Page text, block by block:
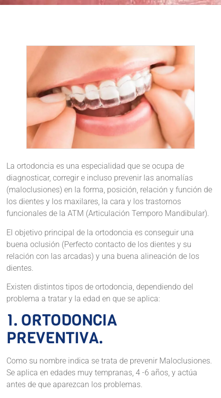
La ortodoncia es una especialidad que se ocupa de
diagnosticar, corregir e incluso prevenir las anomalías
(maloclusiones) en la forma, posición, relación y función de
los dientes y los maxilares, la cara y los trastornos
funcionales de la ATM (Articulación Temporo Mandibular).
El objetivo principal de la ortodoncia es conseguir una
buena oclusión (Perfecto contacto de los dientes y su
relación con las arcadas) y una buena alineación de los
dientes.
Existen distintos tipos de ortodoncia, dependiendo del
problema a tratar y la edad en que se aplica:
1. ORTODONCIA
PREVENTIVA.
Como su nombre indica se trata de prevenir Maloclusiones.
Se aplica en edades muy tempranas, 4 -6 años, y actúa
antes de que aparezcan los problemas.